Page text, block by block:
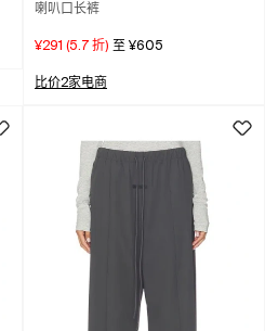
喇叭口长裤
¥291 (5.7 折) 至 ¥605
比价2家电商